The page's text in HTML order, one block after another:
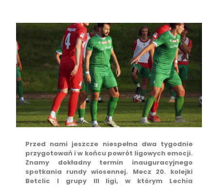
Przed nami jeszcze niespełna dwa tygodnie
przygotowań i w końcu powrót ligowych emocji.
Znamy dokładny termin inauguracyjnego
spotkania rundy wiosennej. Mecz 20. kolejki
Betclic I grupy III ligi, w którym Lechia